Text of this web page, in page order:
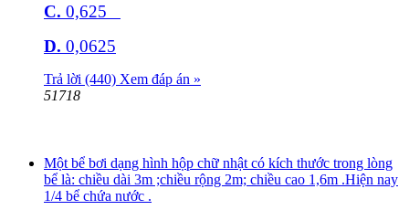
C. 0,625
D. 0,0625
Trả lời (440) Xem đáp án »
51718
Một bể bơi dạng hình hộp chữ nhật có kích thước trong lòng
bể là: chiều dài 3m ;chiều rộng 2m; chiều cao 1,6m .Hiện nay
1/4 bể chứa nước .